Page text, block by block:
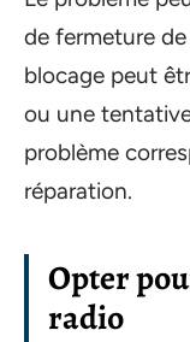
de fermeture
blocage peut
ou une
problème
réparation.
Opter
radio